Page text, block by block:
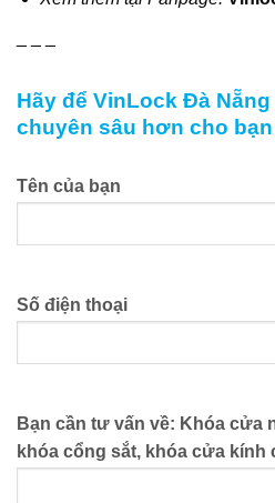
Hãy để VinLock Đà
chuyên sâu hơn cho
Tên của bạn
Số điện thoại
Bạn cần tư vấn về: Khóa cửa
khóa cổng sắt, khóa cửa kính